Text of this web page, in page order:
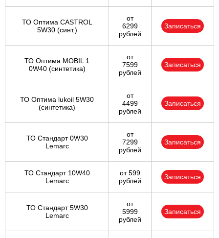
ТО Оптима CASTROL
5W30 (синт.)
от
6299
рублей
Записаться
ТО Оптима MOBIL 1
0W40 (синтетика)
от
7599
рублей
Записаться
ТО Оптима lukoil 5W30
(синтетика)
от
4499
рублей
Записаться
ТО Стандарт 0W30
Lemarc
от
7299
рублей
Записаться
ТО Стандарт 10W40
Lemarc
от 599
рублей
Записаться
ТО Стандарт 5W30
Lemarc
от
5999
рублей
Записаться